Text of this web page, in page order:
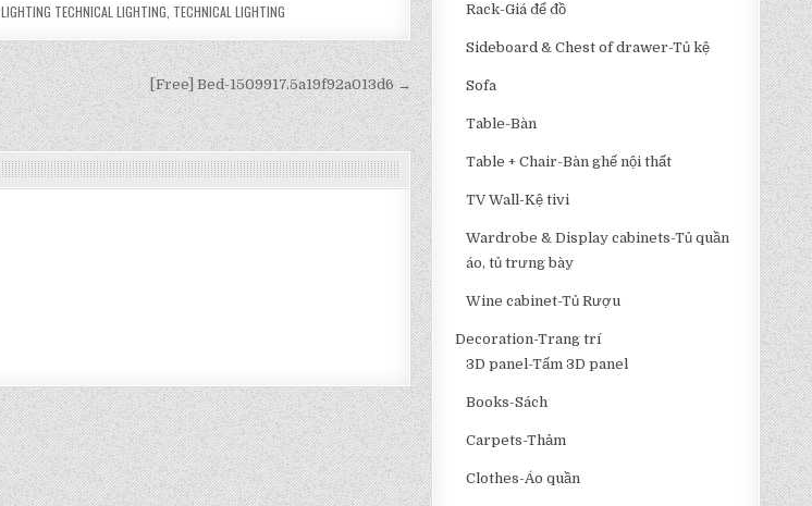
,LIGHTING TECHNICAL LIGHTING TECHNICAL LIGHTING
[Free] Bed-1509917.5a19f92a013d6 →
Rack-Giá để đồ
Sideboard & Chest of drawer-Tủ kệ
Sofa
Table-Bàn
Table + Chair-Bàn ghế nội thất
TV Wall-Kệ tivi
Wardrobe & Display cabinets-Tủ quần
áo, tủ trưng bày
Wine cabinet-Tủ Rượu
Decoration-Trang trí
3D panel-Tấm 3D panel
Books-Sách
Carpets-Thảm
Clothes-Áo quần